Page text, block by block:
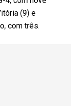
(9) e
com três.